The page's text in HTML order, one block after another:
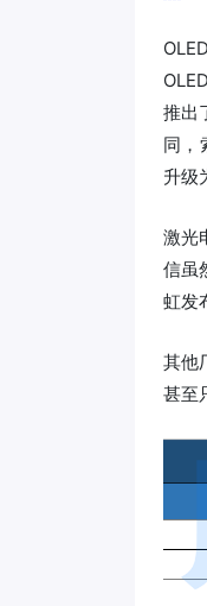
推出
同，
升级
激光
信虽
虹发
其他
甚至